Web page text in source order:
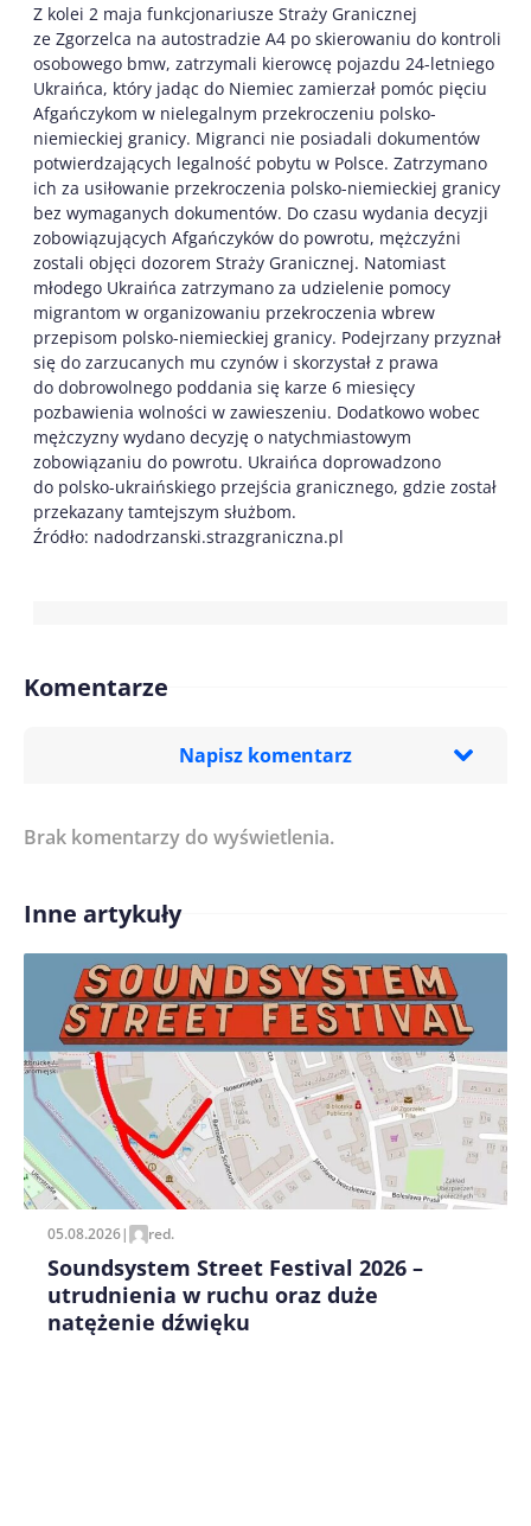
Z kolei 2 maja funkcjonariusze Straży Granicznej
ze Zgorzelca na autostradzie A4 po skierowaniu do kontroli
osobowego bmw, zatrzymali kierowcę pojazdu 24-letniego
Ukraińca, który jadąc do Niemiec zamierzał pomóc pięciu
Afgańczykom w nielegalnym przekroczeniu polsko-
niemieckiej granicy. Migranci nie posiadali dokumentów
potwierdzających legalność pobytu w Polsce. Zatrzymano
ich za usiłowanie przekroczenia polsko-niemieckiej granicy
bez wymaganych dokumentów. Do czasu wydania decyzji
zobowiązujących Afgańczyków do powrotu, mężczyźni
zostali objęci dozorem Straży Granicznej. Natomiast
młodego Ukraińca zatrzymano za udzielenie pomocy
migrantom w organizowaniu przekroczenia wbrew
przepisom polsko-niemieckiej granicy. Podejrzany przyznał
się do zarzucanych mu czynów i skorzystał z prawa
do dobrowolnego poddania się karze 6 miesięcy
pozbawienia wolności w zawieszeniu. Dodatkowo wobec
mężczyzny wydano decyzję o natychmiastowym
zobowiązaniu do powrotu. Ukraińca doprowadzono
do polsko-ukraińskiego przejścia granicznego, gdzie został
przekazany tamtejszym służbom.
Źródło: nadodrzanski.strazgraniczna.pl
Komentarze
Napisz komentarz
Treść komentarza*
Imię/ Nick*
Zapamiętaj moje dane w tej przeglądarce podczas
pisania kolejnych komentarzy.
Brak komentarzy do wyświetlenia.
Inne artykuły
05.08.2026| red.
Soundsystem Street Festival 2026 –
utrudnienia w ruchu oraz duże
natężenie dźwięku